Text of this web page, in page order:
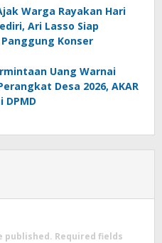
Warga Rayakan Hari
Ari Lasso Siap
Konser
Uang Warnai
Desa 2026, AKAR
DPMD
published. Required fields